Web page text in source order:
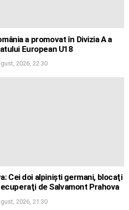
a promovat în Divizia A a
European U18
2026, 22:30
Cei doi alpinişti germani, blocaţi
de Salvamont Prahova
2026, 21:30